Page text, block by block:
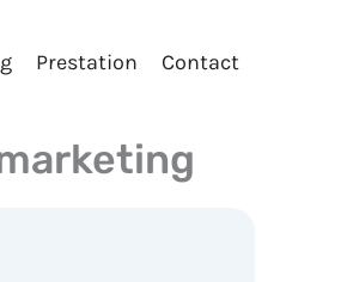
Prestation Contact